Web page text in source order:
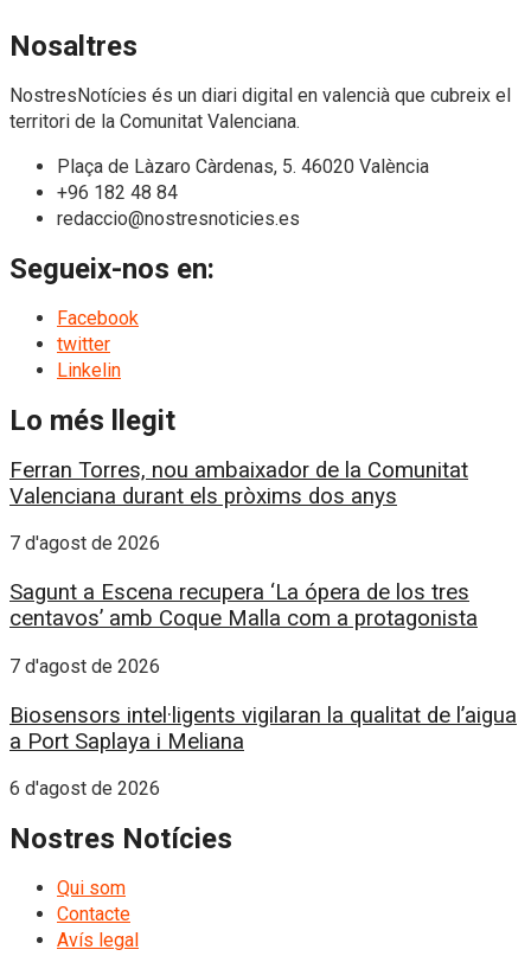
Nosaltres
NostresNotícies és un diari digital en valencià que cubreix el
territori de la Comunitat Valenciana.
Plaça de Làzaro Càrdenas, 5. 46020 València
+96 182 48 84
redaccio@nostresnoticies.es
Segueix-nos en:
Facebook
twitter
Linkelin
Lo més llegit
Ferran Torres, nou ambaixador de la Comunitat
Valenciana durant els pròxims dos anys
7 d'agost de 2026
Sagunt a Escena recupera ‘La ópera de los tres
centavos’ amb Coque Malla com a protagonista
7 d'agost de 2026
Biosensors intel·ligents vigilaran la qualitat de l’aigua
a Port Saplaya i Meliana
6 d'agost de 2026
Nostres Notícies
Qui som
Contacte
Avís legal